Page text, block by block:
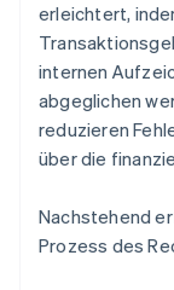
erleichtert,
internen
abgeglichen
reduzieren
über die
Nachstehend
Prozess des